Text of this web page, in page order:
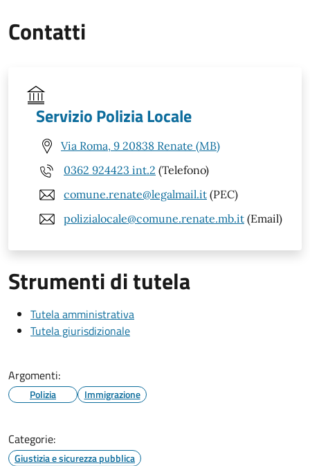
Contatti
Servizio Polizia Locale
Via Roma, 9 20838 Renate (MB)
0362 924423 int.2 (Telefono)
comune.renate@legalmail.it (PEC)
polizialocale@comune.renate.mb.it (Email)
Strumenti di tutela
Tutela amministrativa
Tutela giurisdizionale
Argomenti:
Polizia Immigrazione
Categorie:
Giustizia e sicurezza pubblica